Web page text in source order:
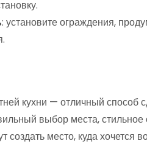
: установите ограждения,
кухни — отличный способ
выбор места,
создать место, куда хочется